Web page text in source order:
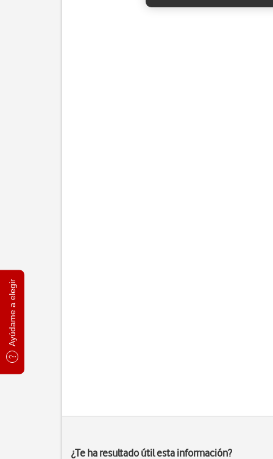
Ayúdame a elegir
¿Te ha resultado útil esta información?